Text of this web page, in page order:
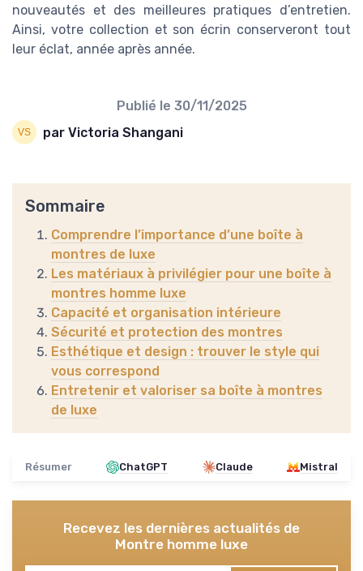
nouveautés et des meilleures pratiques d’entretien.
Ainsi, votre collection et son écrin conserveront tout
leur éclat, année après année.
Publié le 30/11/2025
par Victoria Shangani
Sommaire
Comprendre l’importance d’une boîte à
montres de luxe
Les matériaux à privilégier pour une boîte à
montres homme luxe
Capacité et organisation intérieure
Sécurité et protection des montres
Esthétique et design : trouver le style qui
vous correspond
Entretenir et valoriser sa boîte à montres
de luxe
Résumer ChatGPT Claude Mistral
Recevez les dernières actualités de
Montre homme luxe